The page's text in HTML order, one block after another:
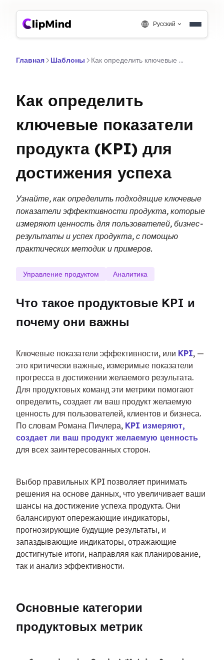
Русский
Главная Шаблоны Как определить ключевые показатели продукта (KPI) для достижения успеха
Как определить
ключевые показатели
продукта (KPI) для
достижения успеха
Узнайте, как определить подходящие ключевые
показатели эффективности продукта, которые
измеряют ценность для пользователей, бизнес-
результаты и успех продукта, с помощью
практических методик и примеров.
Управление продуктом Аналитика
Что такое продуктовые KPI и
почему они важны
Ключевые показатели эффективности, или KPI, —
это критически важные, измеримые показатели
прогресса в достижении желаемого результата.
Для продуктовых команд эти метрики помогают
определить, создает ли ваш продукт желаемую
ценность для пользователей, клиентов и бизнеса.
По словам Романа Пичлера, KPI измеряют,
создает ли ваш продукт желаемую ценность
для всех заинтересованных сторон.
Выбор правильных KPI позволяет принимать
решения на основе данных, что увеличивает ваши
шансы на достижение успеха продукта. Они
балансируют опережающие индикаторы,
прогнозирующие будущие результаты, и
запаздывающие индикаторы, отражающие
достигнутые итоги, направляя как планирование,
так и анализ эффективности.
Основные категории
продуктовых метрик